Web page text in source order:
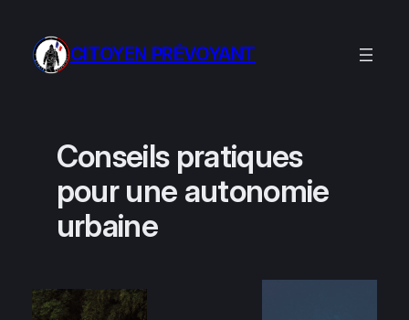
contenu
CITOYEN PRÉVOYANT
Conseils pratiques
pour une autonomie
urbaine